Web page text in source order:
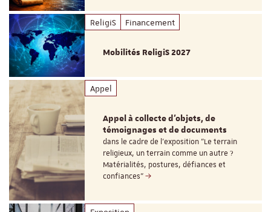
ReligiS Financement
Mobilités ReligiS 2027
Appel
Appel à collecte d'objets, de
témoignages et de documents
dans le cadre de l'exposition "Le terrain
religieux, un terrain comme un autre ?
Matérialités, postures, défiances et
confiances"